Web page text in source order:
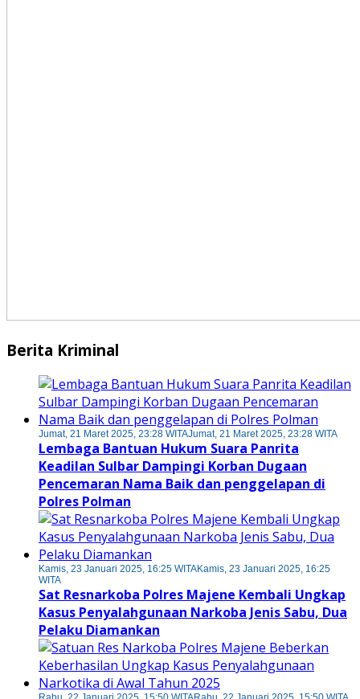
Berita Kriminal
Jumat, 21 Maret 2025, 23:28 WITAJumat, 21 Maret 2025, 23:28 WITA
Lembaga Bantuan Hukum Suara Panrita
Keadilan Sulbar Dampingi Korban Dugaan
Pencemaran Nama Baik dan penggelapan di
Polres Polman
Kamis, 23 Januari 2025, 16:25 WITAKamis, 23 Januari 2025, 16:25
WITA
Sat Resnarkoba Polres Majene Kembali Ungkap
Kasus Penyalahgunaan Narkoba Jenis Sabu, Dua
Pelaku Diamankan